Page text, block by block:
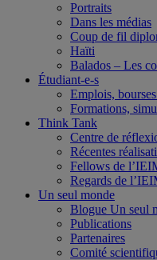
Portraits
Dans les médias
Coup de fil
Haïti
Balados – Les
Étudiant-e-s
Emplois,
Formations,
Think Tank
Centre de
Récentes
Fellows de
Regards de
Un seul monde
Blogue Un seul
Publications
Partenaires
Comité